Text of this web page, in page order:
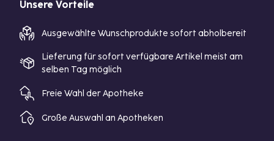
Unsere Vorteile
Ausgewählte Wunschprodukte sofort abholbereit
Lieferung für sofort verfügbare Artikel meist am
selben Tag möglich
Freie Wahl der Apotheke
Große Auswahl an Apotheken